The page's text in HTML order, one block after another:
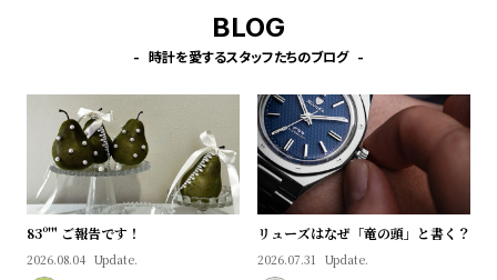
く
あ
る
問
い
合
BLOG
時計を愛するスタッフたちのブログ
83º'" ご報告です！
2026.08.04 Update.
リューズはなぜ「竜の頭」と書く？
2026.07.31 Update.